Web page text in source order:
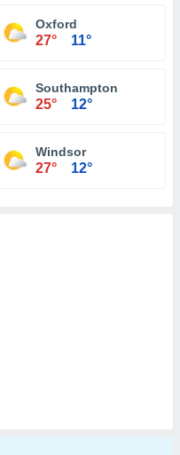
Oxford
27° 11°
Southampton
25° 12°
Windsor
27° 12°